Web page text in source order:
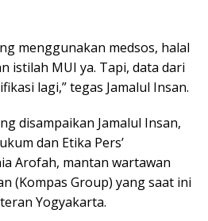
menggunakan medsos, halal
istilah MUI ya. Tapi, data dari
lagi,” tegas Jamalul Insan.
disampaikan Jamalul Insan,
dan Etika Pers’
Arofah, mantan wartawan
(Kompas Group) yang saat ini
Yogyakarta.